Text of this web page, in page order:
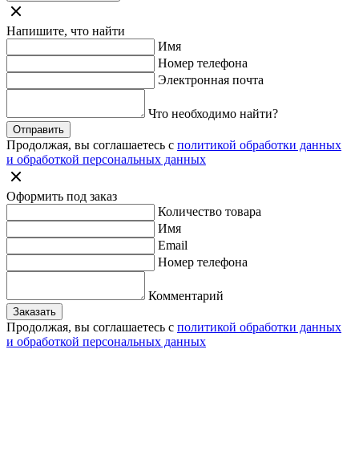
Напишите, что найти
Имя
Номер телефона
Электронная почта
Что необходимо найти?
Отправить
Продолжая, вы соглашаетесь с политикой обработки данных
и обработкой персональных данных
Оформить под заказ
Количество товара
Имя
Email
Номер телефона
Комментарий
Заказать
Продолжая, вы соглашаетесь с политикой обработки данных
и обработкой персональных данных